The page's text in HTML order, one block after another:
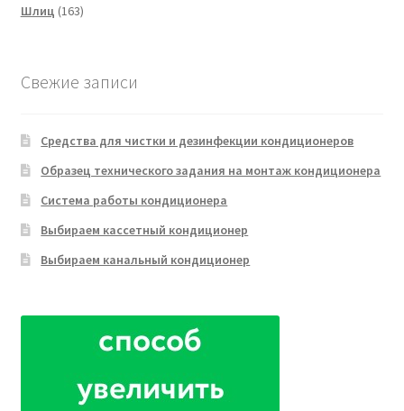
Шлиц 163163
Свежие записи
Средства для чистки и дезинфекции кондиционеров
Образец технического задания на монтаж кондиционера
Система работы кондиционера
Выбираем кассетный кондиционер
Выбираем канальный кондиционер